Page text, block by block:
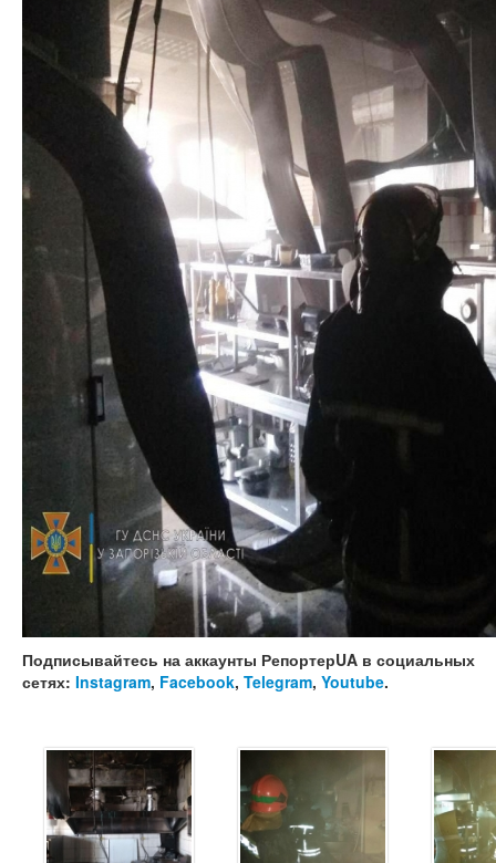
Подписывайтесь на аккаунты РепортерUA в социальных
сетях: Instagram, Facebook, Telegram, Youtube.